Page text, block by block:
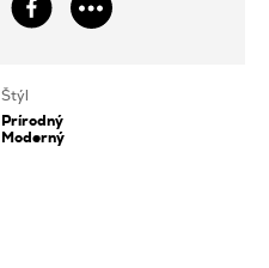
Štýl
Prírodný
Moderný